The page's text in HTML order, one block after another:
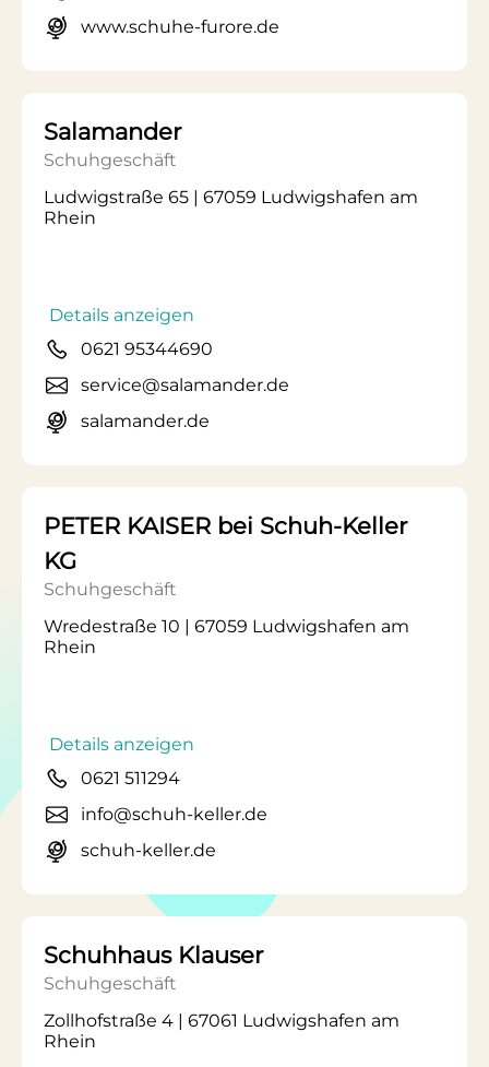
www.schuhe-furore.de
Salamander
Schuhgeschäft
Ludwigstraße 65 | 67059 Ludwigshafen am
Rhein
Details anzeigen
0621 95344690
service@salamander.de
salamander.de
PETER KAISER bei Schuh-Keller
KG
Schuhgeschäft
Wredestraße 10 | 67059 Ludwigshafen am
Rhein
Details anzeigen
0621 511294
info@schuh-keller.de
schuh-keller.de
Schuhhaus Klauser
Schuhgeschäft
Zollhofstraße 4 | 67061 Ludwigshafen am
Rhein